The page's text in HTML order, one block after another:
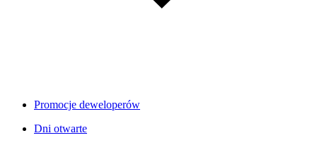
Promocje deweloperów
Dni otwarte